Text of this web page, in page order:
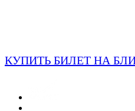
КУПИТЬ БИЛЕТ НА